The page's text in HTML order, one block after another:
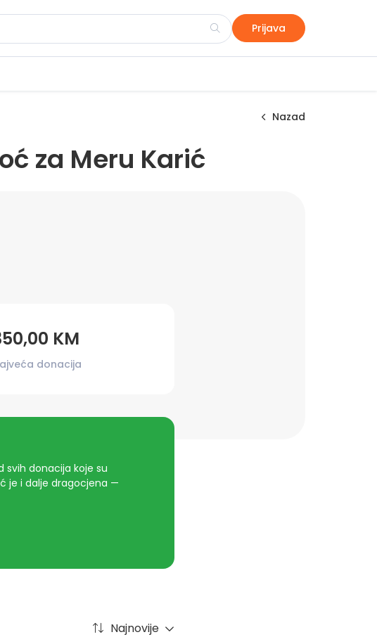
Prijava
Nazad
za Meru Karić
KM
donacija
svih donacija koje su
je i dalje dragocjena —
Najnovije